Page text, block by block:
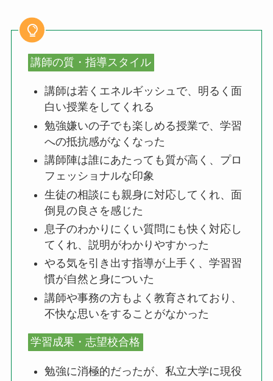
講師の質・指導スタイル
講師は若くエネルギッシュで、明るく面
白い授業をしてくれる
勉強嫌いの子でも楽しめる授業で、学習
への抵抗感がなくなった
講師陣は誰にあたっても質が高く、プロ
フェッショナルな印象
生徒の相談にも親身に対応してくれ、面
倒見の良さを感じた
息子のわかりにくい質問にも快く対応し
てくれ、説明がわかりやすかった
やる気を引き出す指導が上手く、学習習
慣が自然と身についた
講師や事務の方もよく教育されており、
不快な思いをすることがなかった
学習成果・志望校合格
勉強に消極的だったが、私立大学に現役